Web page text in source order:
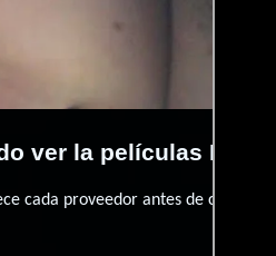
ver la películas Last
cada proveedor antes de